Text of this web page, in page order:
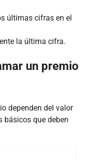
últimas cifras en el
la última cifra.
un premio
dependen del valor
básicos que deben